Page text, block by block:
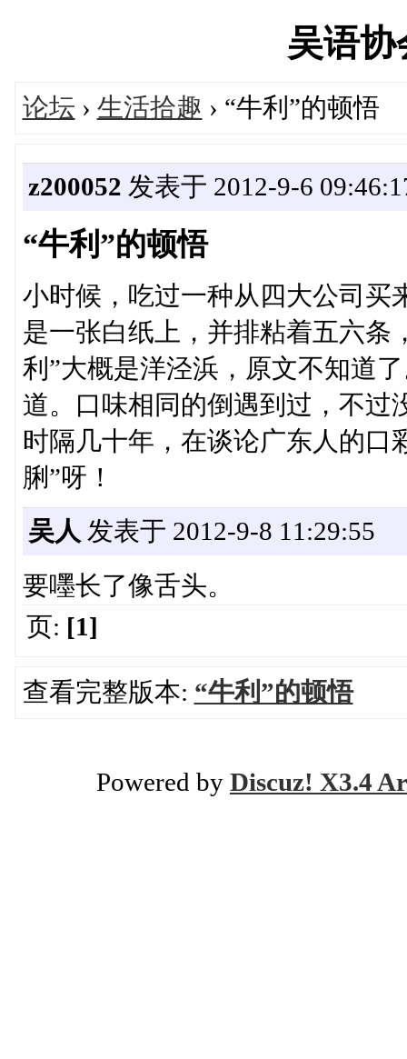
吴语
论坛 › 生活拾趣 › “牛利”的顿悟
z200052 发表于 2012-9-6
“牛利”的顿悟
小时候，吃过一种从四大公司买
是一张白纸上，并排粘着五六条
利”大概是洋泾浜，原文不知道
道。口味相同的倒遇到过，不过
时隔几十年，在谈论广东人的口
脷”呀！
吴人 发表于 2012-9-8 11:29:55
要嚜长了像舌头。
页: [1]
查看完整版本: “牛利”的顿悟
Powered by Discuz! X3.4